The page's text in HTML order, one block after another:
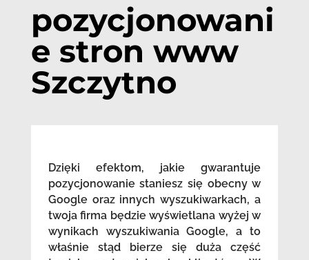
pozycjonowani
e stron www
Szczytno
Dzięki efektom, jakie gwarantuje
pozycjonowanie staniesz się obecny w
Google oraz innych wyszukiwarkach, a
twoja firma będzie wyświetlana wyżej w
wynikach wyszukiwania Google, a to
właśnie stąd bierze się duża część